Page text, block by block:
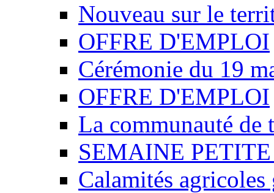
Nouveau sur le
OFFRE D'EMPLOI
Cérémonie du 19
OFFRE D'EMPLOI
La communauté de
SEMAINE
Calamités